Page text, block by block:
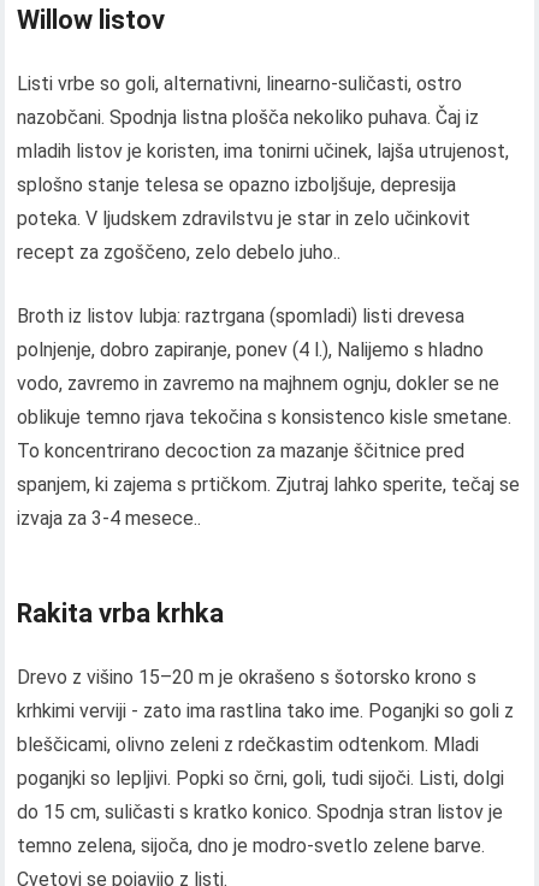
Willow listov
Listi vrbe so goli, alternativni, linearno-suličasti, ostro
nazobčani. Spodnja listna plošča nekoliko puhava. Čaj iz
mladih listov je koristen, ima tonirni učinek, lajša utrujenost,
splošno stanje telesa se opazno izboljšuje, depresija
poteka. V ljudskem zdravilstvu je star in zelo učinkovit
recept za zgoščeno, zelo debelo juho..
Broth iz listov lubja: raztrgana (spomladi) listi drevesa
polnjenje, dobro zapiranje, ponev (4 l.), Nalijemo s hladno
vodo, zavremo in zavremo na majhnem ognju, dokler se ne
oblikuje temno rjava tekočina s konsistenco kisle smetane.
To koncentrirano decoction za mazanje ščitnice pred
spanjem, ki zajema s prtičkom. Zjutraj lahko sperite, tečaj se
izvaja za 3-4 mesece..
Rakita vrba krhka
Drevo z višino 15–20 m je okrašeno s šotorsko krono s
krhkimi verviji - zato ima rastlina tako ime. Poganjki so goli z
bleščicami, olivno zeleni z rdečkastim odtenkom. Mladi
poganjki so lepljivi. Popki so črni, goli, tudi sijoči. Listi, dolgi
do 15 cm, suličasti s kratko konico. Spodnja stran listov je
temno zelena, sijoča, dno je modro-svetlo zelene barve.
Cvetovi se pojavijo z listi.